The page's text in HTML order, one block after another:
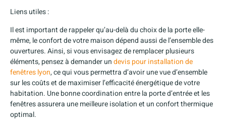
Liens utiles :
Il est important de rappeler qu’au-delà du choix de la porte elle-
même, le confort de votre maison dépend aussi de l’ensemble des
ouvertures. Ainsi, si vous envisagez de remplacer plusieurs
éléments, pensez à demander undevis pour installation de
fenêtres lyon, ce qui vous permettra d’avoir une vue d’ensemble
sur les coûts et de maximiser l’efficacité énergétique de votre
habitation. Une bonne coordination entre la porte d’entrée et les
fenêtres assurera une meilleure isolation et un confort thermique
optimal.